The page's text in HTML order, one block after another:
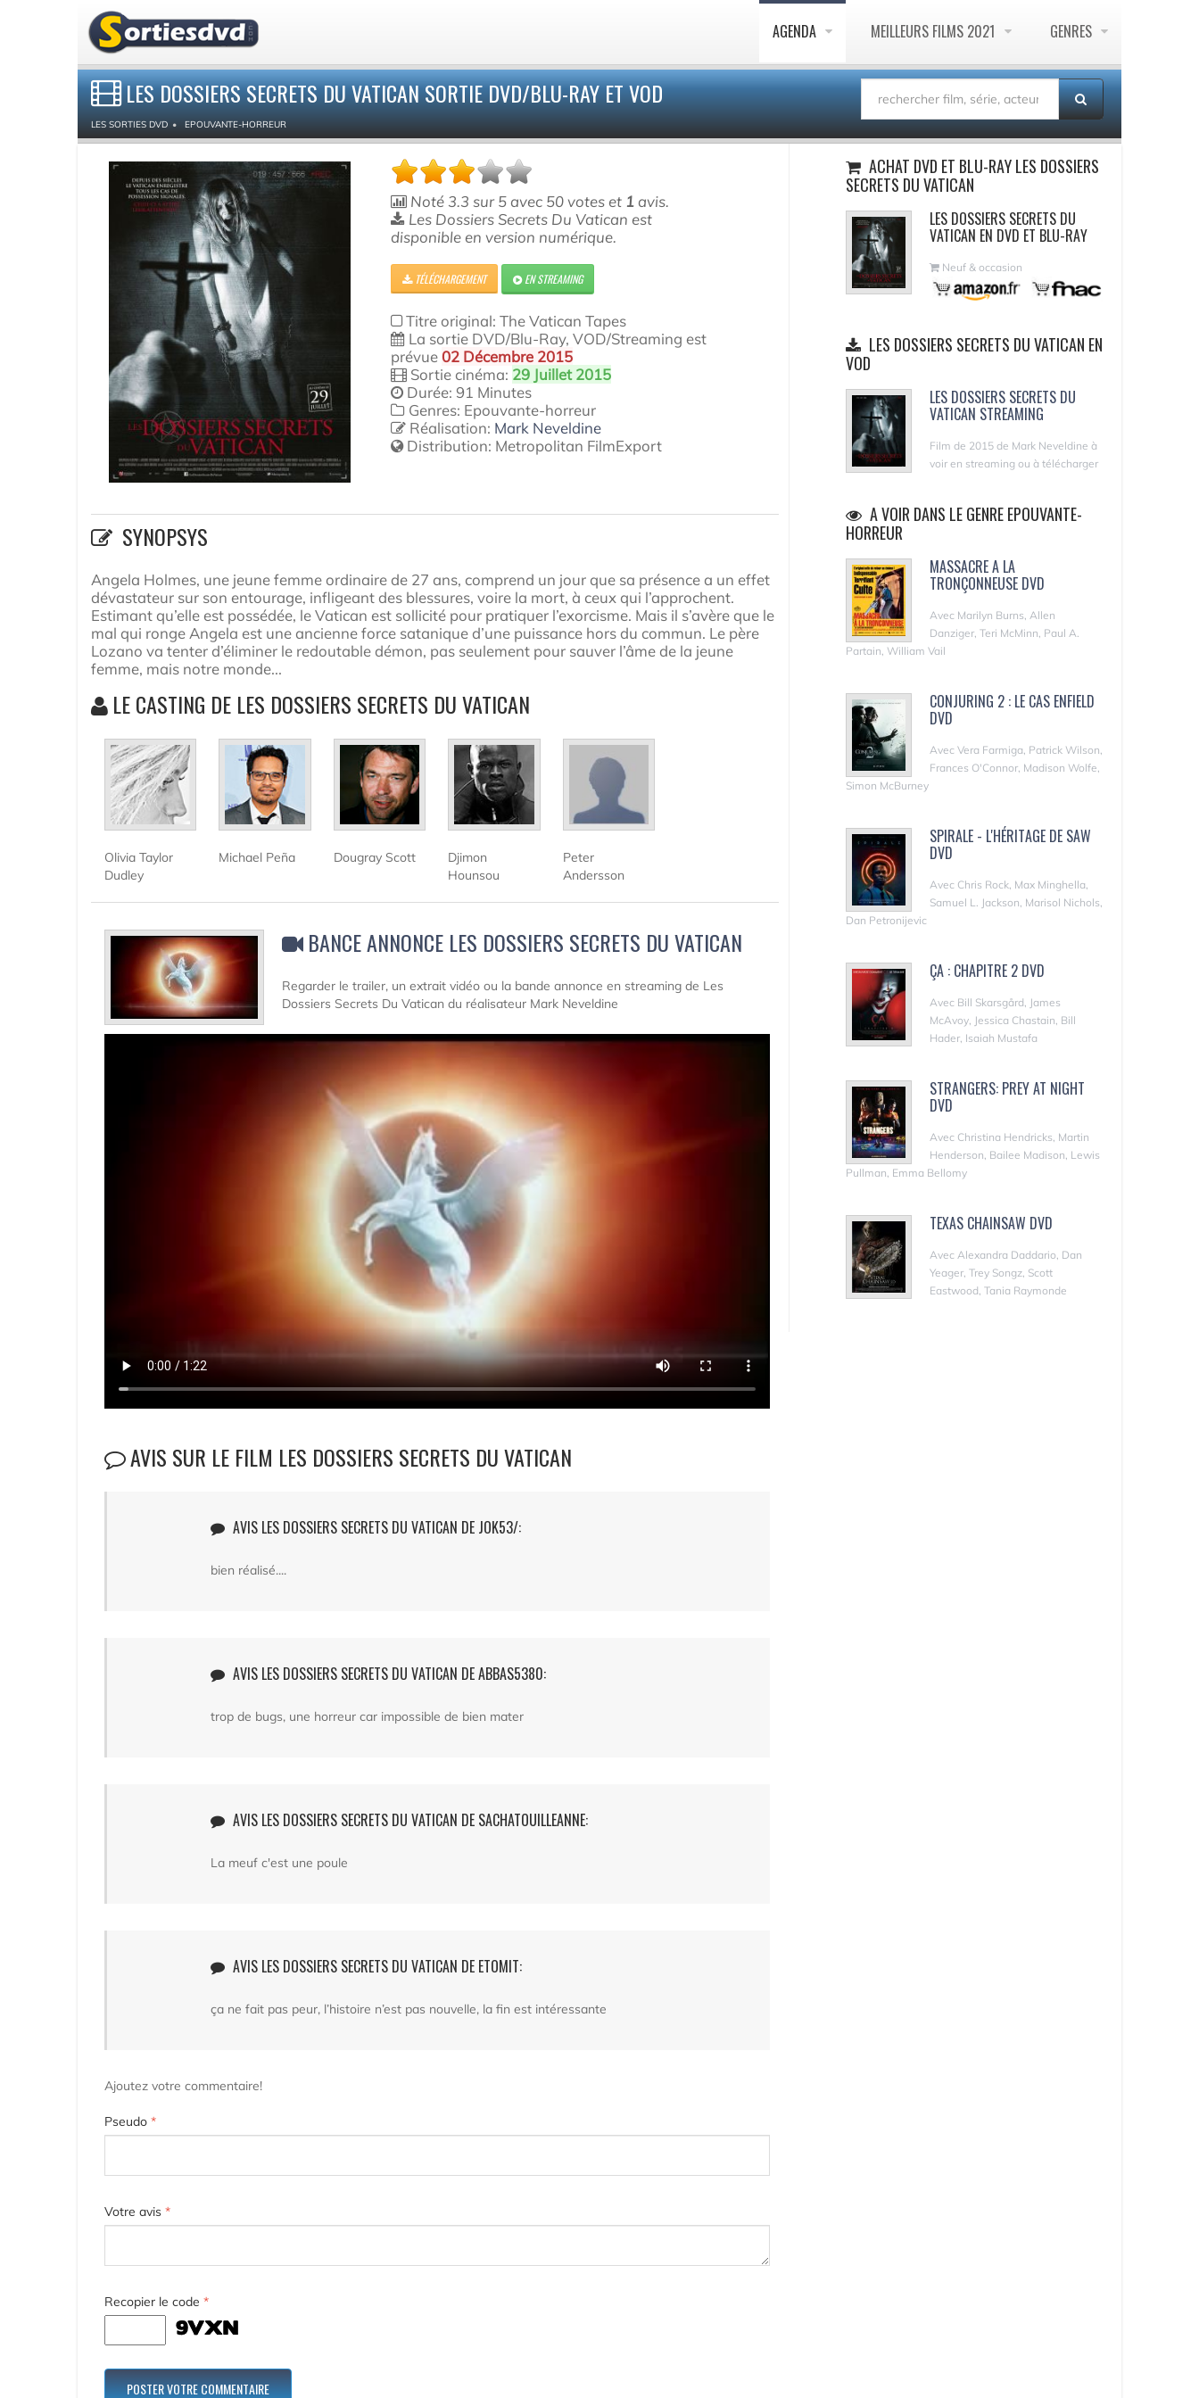
AGENDA MEILLEURS FILMS 2021 GENRES
LES DOSSIERS SECRETS DU VATICAN SORTIE DVD/BLU-RAY ET VOD
LES SORTIES DVD EPOUVANTE-HORREUR
Noté 3.3 sur5 avec 50votes et 1 avis.
Les Dossiers Secrets Du Vatican est
disponible en version numérique.
TÉLÉCHARGEMENT EN STREAMING
Titre original: The Vatican Tapes
La sortie DVD/Blu-Ray, VOD/Streaming est
prévue02 Décembre 2015
Sortie cinéma: 29 Juillet 2015
Durée: 91 Minutes
Genres: Epouvante-horreur
Réalisation: Mark Neveldine
Distribution: Metropolitan FilmExport
SYNOPSYS
Angela Holmes, une jeune femme ordinaire de 27 ans, comprend un jour que sa présence a un effet
dévastateur sur son entourage, infligeant des blessures, voire la mort, à ceux qui l’approchent.
Estimant qu’elle est possédée, le Vatican est sollicité pour pratiquer l’exorcisme. Mais il s’avère que le
mal qui ronge Angela est une ancienne force satanique d’une puissance hors du commun. Le père
Lozano va tenter d’éliminer le redoutable démon, pas seulement pour sauver l’âme de la jeune
femme, mais notre monde...
LE CASTING DE LES DOSSIERS SECRETS DU VATICAN
Olivia Taylor
Dudley
Michael Peña Dougray Scott
Djimon
Hounsou
Peter
Andersson
BANCE ANNONCE LES DOSSIERS SECRETS DU VATICAN
Regarder le trailer, un extrait vidéo ou la bande annonce en streaming de Les
Dossiers Secrets Du Vatican du réalisateur Mark Neveldine
AVIS SUR LE FILM LES DOSSIERS SECRETS DU VATICAN
AVIS LES DOSSIERS SECRETS DU VATICAN DE JOK53/:
bien réalisé....
AVIS LES DOSSIERS SECRETS DU VATICAN DE ABBAS5380:
trop de bugs, une horreur car impossible de bien mater
AVIS LES DOSSIERS SECRETS DU VATICAN DE SACHATOUILLEANNE:
La meuf c'est une poule
AVIS LES DOSSIERS SECRETS DU VATICAN DE ETOMIT:
ça ne fait pas peur, l’histoire n’est pas nouvelle, la fin est intéressante
Ajoutez votre commentaire!
Pseudo *
Votre avis *
Recopier le code *
ACHAT DVD ET BLU-RAY LES DOSSIERS
SECRETS DU VATICAN
LES DOSSIERS SECRETS DU
VATICAN EN DVD ET BLU-RAY
Neuf & occasion
LES DOSSIERS SECRETS DU VATICAN EN
VOD
LES DOSSIERS SECRETS DU
VATICAN STREAMING
Film de 2015 de Mark Neveldine à
voir en streaming ou à télécharger
A VOIR DANS LE GENRE EPOUVANTE-
HORREUR
MASSACRE A LA
TRONÇONNEUSE DVD
Avec Marilyn Burns, Allen
Danziger, Teri McMinn, Paul A.
Partain, William Vail
CONJURING 2 : LE CAS ENFIELD
DVD
Avec Vera Farmiga, Patrick Wilson,
Frances O'Connor, Madison Wolfe,
Simon McBurney
SPIRALE - L'HÉRITAGE DE SAW
DVD
Avec Chris Rock, Max Minghella,
Samuel L. Jackson, Marisol Nichols,
Dan Petronijevic
ÇA : CHAPITRE 2 DVD
Avec Bill Skarsgård, James
McAvoy, Jessica Chastain, Bill
Hader, Isaiah Mustafa
STRANGERS: PREY AT NIGHT
DVD
Avec Christina Hendricks, Martin
Henderson, Bailee Madison, Lewis
Pullman, Emma Bellomy
TEXAS CHAINSAW DVD
Avec Alexandra Daddario, Dan
Yeager, Trey Songz, Scott
Eastwood, Tania Raymonde